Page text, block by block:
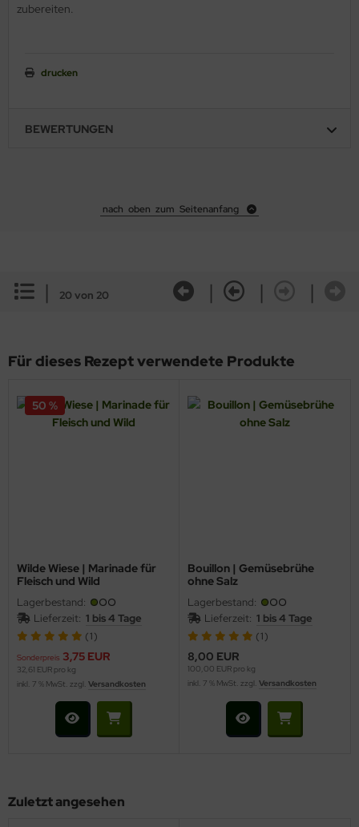
zubereiten.
drucken
BEWERTUNGEN
nach oben zum Seitenanfang
| 20 von 20 | | |
Für dieses Rezept verwendete Produkte
Wilde Wiese | Marinade für
Fleisch und Wild
Lagerbestand:
Lieferzeit: 1 bis 4 Tage
(1)
Sonderpreis 3,75 EUR
50 %
32,61 EUR pro kg
inkl. 7 % MwSt. zzgl. Versandkosten
Bouillon | Gemüsebrühe
ohne Salz
Lagerbestand:
Lieferzeit: 1 bis 4 Tage
(1)
8,00 EUR
100,00 EUR pro kg
inkl. 7 % MwSt. zzgl. Versandkosten
Zuletzt angesehen